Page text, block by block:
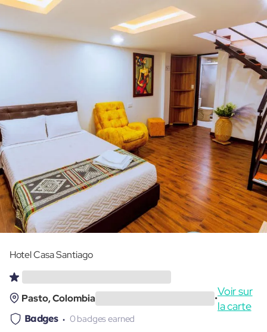
Hotel Casa Santiago
Pasto, Colombia •
Voir sur
la carte
Badges 0 badges earned